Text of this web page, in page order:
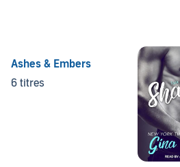
Ashes & Embers
6 titres